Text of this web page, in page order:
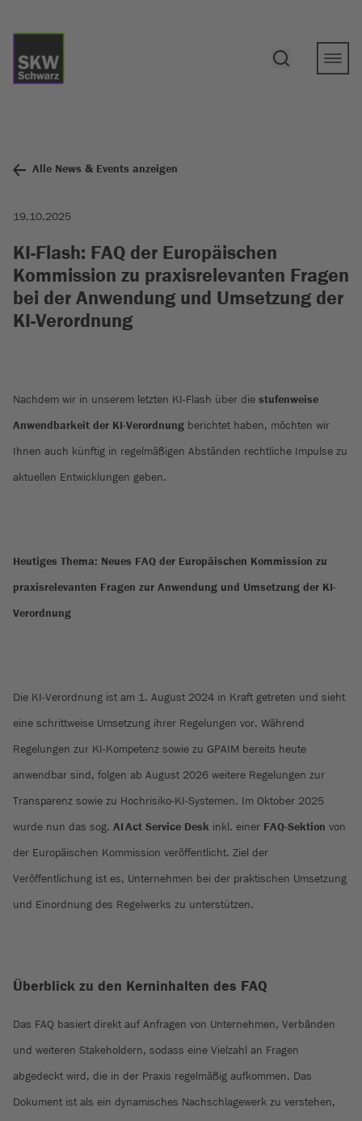
Alle News & Events anzeigen
19.10.2025
KI-Flash: FAQ der Europäischen
Kommission zu praxisrelevanten Fragen
bei der Anwendung und Umsetzung der
KI-Verordnung
Nachdem wir in unserem letzten KI-Flash über die stufenweise
Anwendbarkeit der KI-Verordnung berichtet haben, möchten wir
Ihnen auch künftig in regelmäßigen Abständen rechtliche Impulse zu
aktuellen Entwicklungen geben.
Heutiges Thema: Neues FAQ der Europäischen Kommission zu
praxisrelevanten Fragen zur Anwendung und Umsetzung der KI-
Verordnung
Die KI-Verordnung ist am 1. August 2024 in Kraft getreten und sieht
eine schrittweise Umsetzung ihrer Regelungen vor. Während
Regelungen zur KI-Kompetenz sowie zu GPAIM bereits heute
anwendbar sind, folgen ab August 2026 weitere Regelungen zur
Transparenz sowie zu Hochrisiko-KI-Systemen. Im Oktober 2025
wurde nun das sog. AI Act Service Desk inkl. einer FAQ-Sektion von
der Europäischen Kommission veröffentlicht. Ziel der
Veröffentlichung ist es, Unternehmen bei der praktischen Umsetzung
und Einordnung des Regelwerks zu unterstützen.
Überblick zu den Kerninhalten des FAQ
Das FAQ basiert direkt auf Anfragen von Unternehmen, Verbänden
und weiteren Stakeholdern, sodass eine Vielzahl an Fragen
abgedeckt wird, die in der Praxis regelmäßig aufkommen. Das
Dokument ist als ein dynamisches Nachschlagewerk zu verstehen,